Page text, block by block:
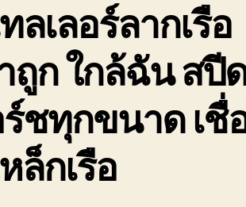
ลเลอร์ลากเรือ
ถูก ใกล้ฉัน สปี
ร์ชทุกขนาด เชื่
ล็กเรือ